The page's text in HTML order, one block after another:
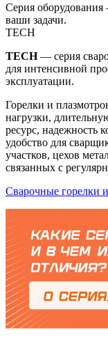
Серия
ваши задачи.
TECH
TECH— серия
для интенсивной
эксплуатации.
Горелки и
нагрузки,
ресурс, надежность
удобство для
участков, цехов
связанных с
Сварочные горелки